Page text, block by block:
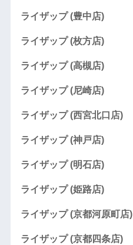
ライザップ (豊中店)
ライザップ (枚方店)
ライザップ (高槻店)
ライザップ (尼崎店)
ライザップ (西宮北口店)
ライザップ (神戸店)
ライザップ (明石店)
ライザップ (姫路店)
ライザップ (京都河原町店)
ライザップ (京都四条店)